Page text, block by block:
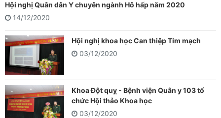
Hội nghị Quân dân Y chuyên ngành Hô hấp năm 2020
14/12/2020
Hội nghị khoa học Can thiệp Tim mạch
03/12/2020
Khoa Đột quỵ - Bệnh viện Quân y 103 tổ
chức Hội thảo Khoa học
03/12/2020